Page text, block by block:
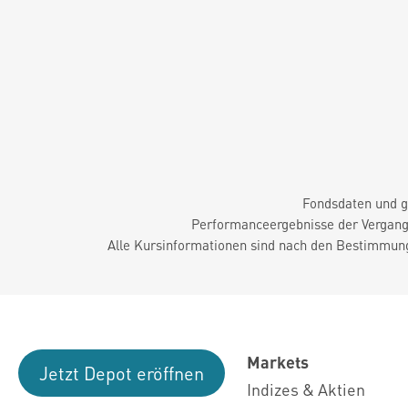
Fondsdaten und
Performanceergebnisse der
Alle Kursinformationen sind nach den
Jetzt Depot eröffnen
Markets
Indizes & Aktien